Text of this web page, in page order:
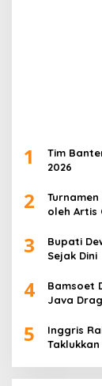
1
Tim
2026
2
oleh Artis
3
Bupati
Sejak Dini
4
Bamsoet
Java
5
Inggris